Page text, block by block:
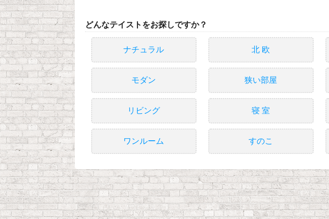
どんなテイストをお探しですか？
ナチュラル 北 欧
モダン 狭い部屋
リビング 寝 室
ワンルーム すのこ